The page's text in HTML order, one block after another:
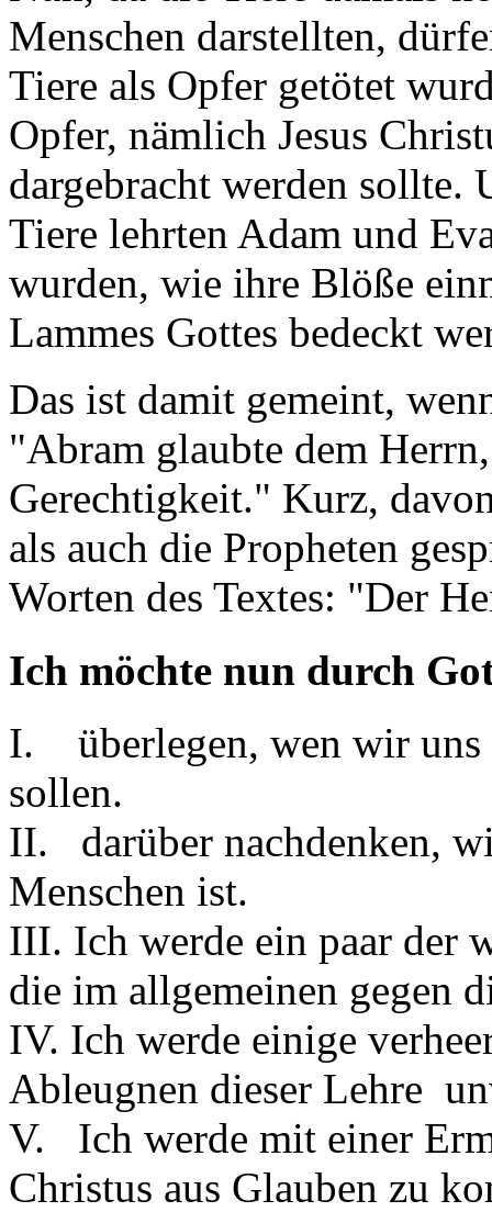
Menschen darstellten,
Tiere als Opfer getötet
Opfer, nämlich Jesus
dargebracht werden sollte.
Tiere lehrten Adam und
wurden, wie ihre Blöße
Lammes Gottes bedeckt
Das ist damit gemeint,
"Abram glaubte dem
Gerechtigkeit." Kurz,
als auch die Propheten
Worten des Textes: "Der
Ich möchte nun durch
I. überlegen, wen wir uns
sollen.
II. darüber nachdenken,
Menschen ist.
III. Ich werde ein paar der
die im allgemeinen gegen
IV. Ich werde einige
Ableugnen dieser Lehre
V. Ich werde mit einer
Christus aus Glauben zu